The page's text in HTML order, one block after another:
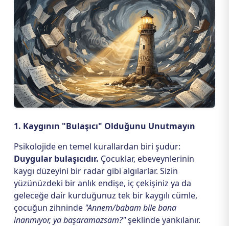
1. Kaygının "Bulaşıcı" Olduğunu Unutmayın
Psikolojide en temel kurallardan biri şudur:
Duygular bulaşıcıdır. Çocuklar, ebeveynlerinin
kaygı düzeyini bir radar gibi algılarlar. Sizin
yüzünüzdeki bir anlık endişe, iç çekişiniz ya da
geleceğe dair kurduğunuz tek bir kaygılı cümle,
çocuğun zihninde "Annem/babam bile bana
inanmıyor, ya başaramazsam?"şeklinde yankılanır.